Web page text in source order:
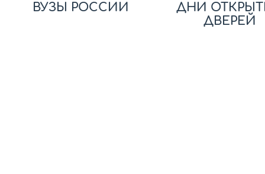
ВУЗЫ РОССИИ
ДНИ
ДВЕРЕЙ